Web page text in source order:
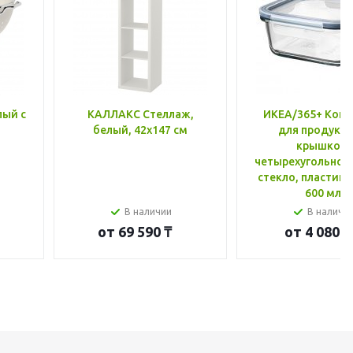
с
КАЛЛАКС Стеллаж,
белый, 42x147 см
В наличии
от 69 590 ₸
ИКЕА/365+
для
крышкой,
стекло, пластик
600 мл
В
от 4 080 ₸